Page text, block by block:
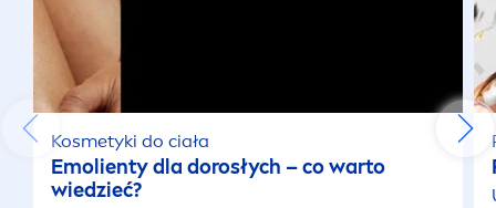
Kosmetyki do ciała
Emolienty dla dorosłych – co warto
wiedzieć?